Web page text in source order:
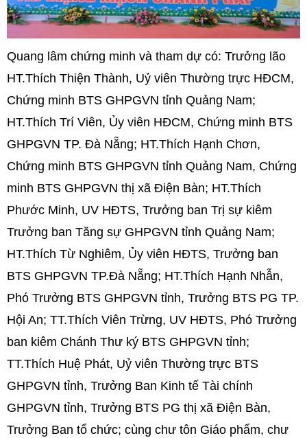
Quang lâm chứng minh và tham dự có: Trưởng lão
HT.Thích Thiện Thành, Uỷ viên Thường trực HĐCM,
Chứng minh BTS GHPGVN tỉnh Quảng Nam;
HT.Thích Trí Viên, Ủy viên HĐCM, Chứng minh BTS
GHPGVN TP. Đà Nẵng; HT.Thích Hạnh Chơn,
Chứng minh BTS GHPGVN tỉnh Quảng Nam, Chứng
minh BTS GHPGVN thị xã Điện Bàn; HT.Thích
Phước Minh, UV HĐTS, Trưởng ban Trị sự kiêm
Trưởng ban Tăng sự GHPGVN tỉnh Quảng Nam;
HT.Thích Từ Nghiêm, Ủy viên HĐTS, Trưởng ban
BTS GHPGVN TP.Đà Nẵng; HT.Thích Hạnh Nhẫn,
Phó Trưởng BTS GHPGVN tỉnh, Trưởng BTS PG TP.
Hội An; TT.Thích Viên Trừng, UV HĐTS, Phó Trưởng
ban kiêm Chánh Thư ký BTS GHPGVN tỉnh;
TT.Thích Huệ Phát, Uỷ viên Thường trực BTS
GHPGVN tỉnh, Trưởng Ban Kinh tế Tài chính
GHPGVN tỉnh, Trưởng BTS PG thị xã Điện Bàn,
Trưởng Ban tổ chức; cùng chư tôn Giáo phẩm, chư